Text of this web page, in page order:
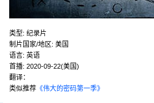
类型: 纪录片
制片国家/地区: 美国
语言: 英语
首播: 2020-09-22(美国)
翻译：
类似推荐 《伟大的密码第一季》